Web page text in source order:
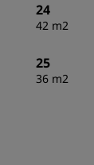
24
42 m2
25
36 m2